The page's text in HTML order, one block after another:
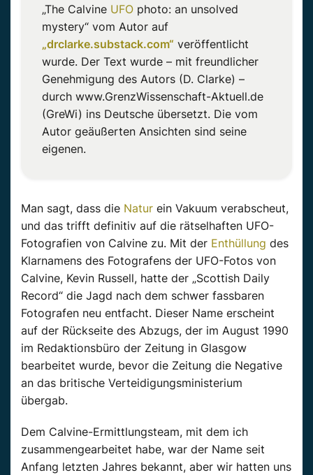
„The Calvine UFO photo: an unsolved
mystery“ vom Autor auf
„drclarke.substack.com“ veröffentlicht
wurde. Der Text wurde – mit freundlicher
Genehmigung des Autors (D. Clarke) –
durch www.GrenzWissenschaft-Aktuell.de
(GreWi) ins Deutsche übersetzt. Die vom
Autor geäußerten Ansichten sind seine
eigenen.
Man sagt, dass die Natur ein Vakuum verabscheut,
und das trifft definitiv auf die rätselhaften UFO-
Fotografien von Calvine zu. Mit der Enthüllung des
Klarnamens des Fotografens der UFO-Fotos von
Calvine, Kevin Russell, hatte der „Scottish Daily
Record“ die Jagd nach dem schwer fassbaren
Fotografen neu entfacht. Dieser Name erscheint
auf der Rückseite des Abzugs, der im August 1990
im Redaktionsbüro der Zeitung in Glasgow
bearbeitet wurde, bevor die Zeitung die Negative
an das britische Verteidigungsministerium
übergab.
Dem Calvine-Ermittlungsteam, mit dem ich
zusammengearbeitet habe, war der Name seit
Anfang letzten Jahres bekannt, aber wir hatten uns